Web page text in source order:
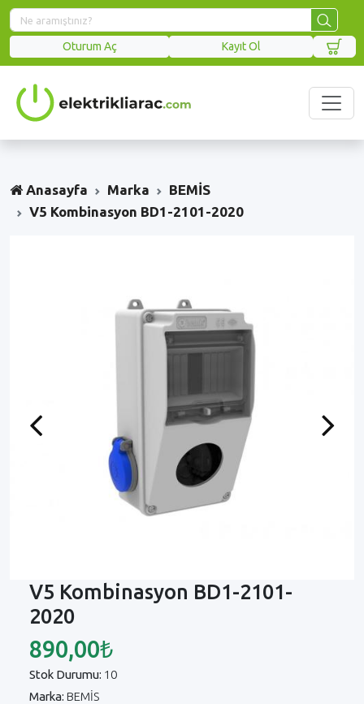
Oturum Aç Kayıt Ol
Anasayfa Marka
BEMİS
V5 Kombinasyon BD1-2101-2020
Previous Next
V5 Kombinasyon BD1-2101-
2020
890,00₺
Stok Durumu: 10
Marka: BEMİS